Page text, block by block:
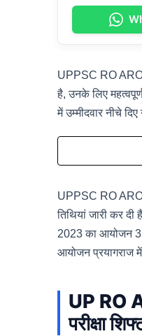
UPPSC RO ARO
है, उनके लिए
में उम्मीदवार नीचे
UPPSC RO
तिथियां जारी कर
2023 का आयोजन 31
आयोजन प्रयागराज में
UP RO
परीक्षा